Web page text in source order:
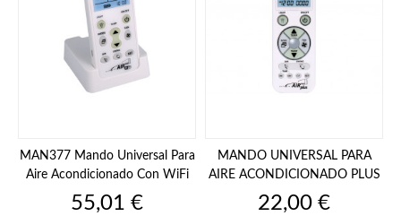
MAN377 Mando Universal Para
Aire Acondicionado Con WiFi
Precio
55,01 €
MANDO UNIVERSAL PARA
AIRE ACONDICIONADO PLUS
Precio
22,00 €